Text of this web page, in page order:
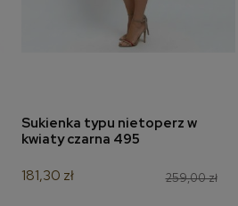
dodaj do koszyka
Sukienka typu nietoperz w
kwiaty czarna 495
259,00 zł
181,30 zł